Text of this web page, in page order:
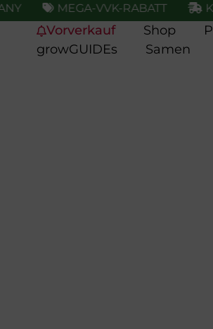
MEGA-VVK-RABATT
Vorverkauf Shop
growGUIDEs
Samen